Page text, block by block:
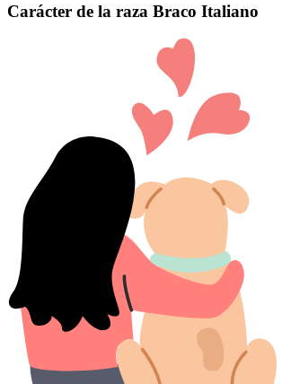
Carácter de la raza Braco Italiano